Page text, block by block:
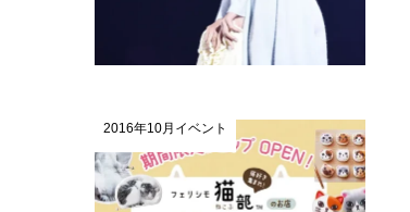
2016年10月イベント